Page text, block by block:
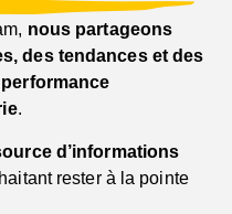
nous partageons
des tendances et des
performance
.
d’informations
rester à la pointe